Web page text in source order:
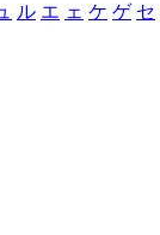
ル エ ェ ケ ゲ セ